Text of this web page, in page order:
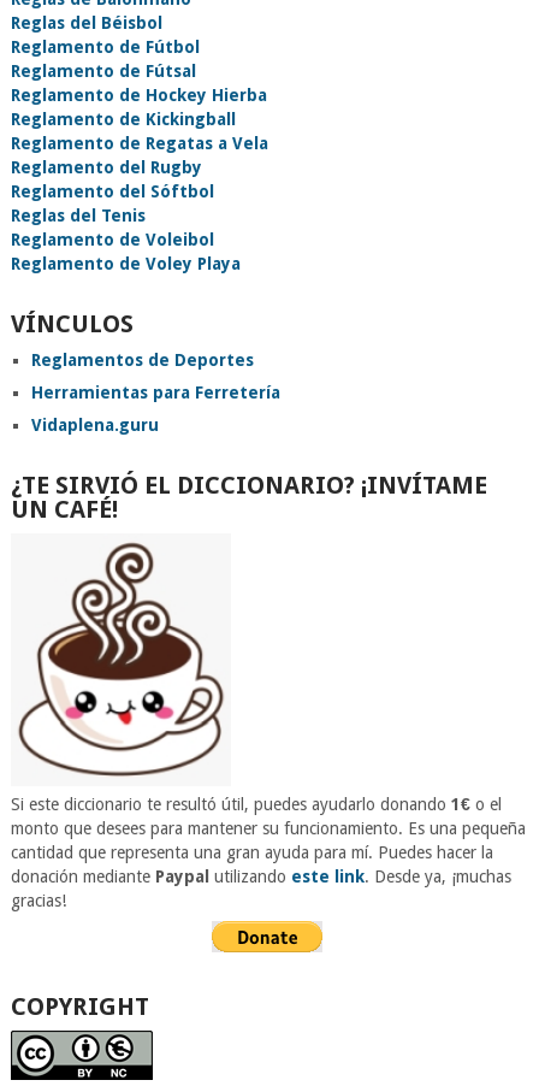
Reglas del Béisbol
Reglamento de Fútbol
Reglamento de Fútsal
Reglamento de Hockey Hierba
Reglamento de Kickingball
Reglamento de Regatas a Vela
Reglamento del Rugby
Reglamento del Sóftbol
Reglas del Tenis
Reglamento de Voleibol
Reglamento de Voley Playa
VÍNCULOS
Reglamentos de Deportes
Herramientas para Ferretería
Vidaplena.guru
¿TE SIRVIÓ EL DICCIONARIO? ¡INVÍTAME
UN CAFÉ!
Si este diccionario te resultó útil, puedes ayudarlo donando 1€o el
monto que desees para mantener su funcionamiento. Es una pequeña
cantidad que representa una gran ayuda para mí. Puedes hacer la
donación mediante Paypal utilizando este link. Desde ya, ¡muchas
gracias!
COPYRIGHT